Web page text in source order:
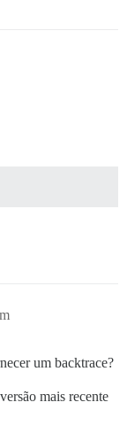
um backtrace?
mais recente